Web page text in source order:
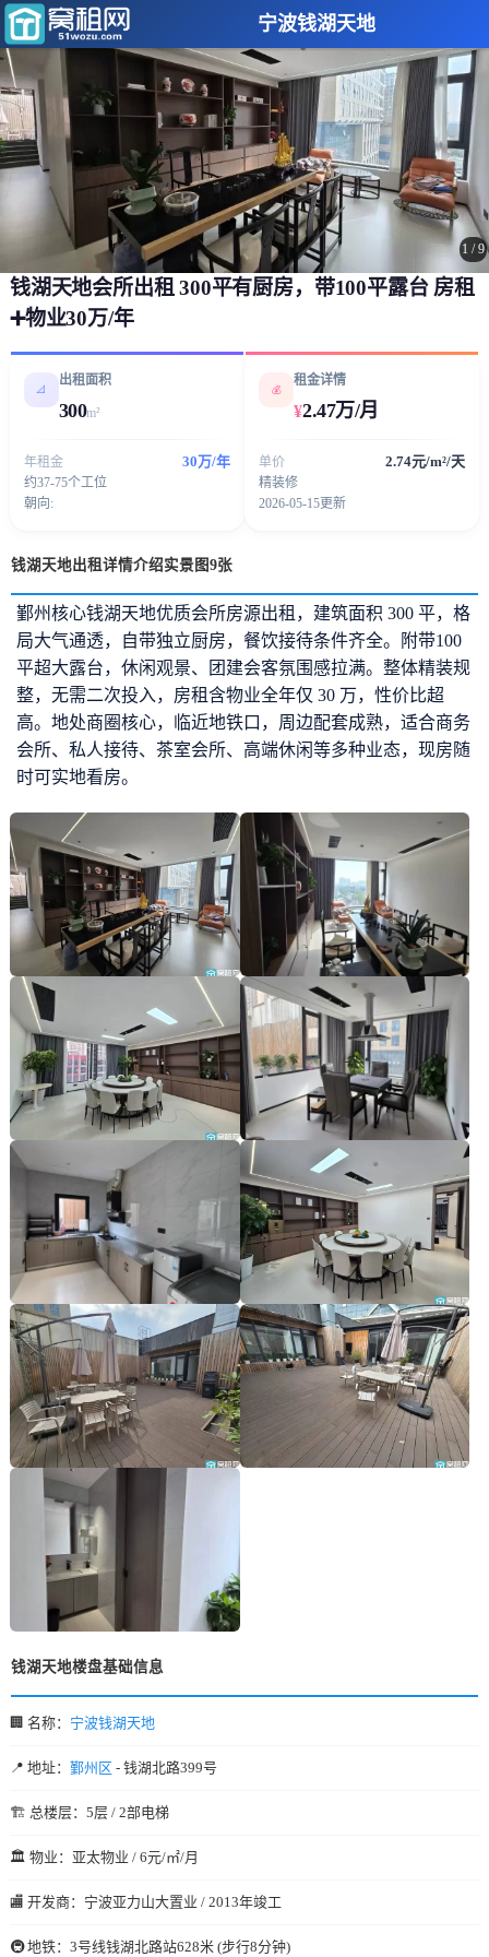
宁波钱湖天地
1 /9
钱湖天地会所出租 300平有厨房，带100平露台 房租
➕物业30万/年
📐
出租面积
300m²
年租金 30万/年
约37-75个工位
朝向:
💰
租金详情
¥2.47万/月
单价 2.74元/m²/天
精装修
2026-05-15更新
钱湖天地出租详情介绍实景图9张
鄞州核心钱湖天地优质会所房源出租，建筑面积 300 平，格
局大气通透，自带独立厨房，餐饮接待条件齐全。附带100
平超大露台，休闲观景、团建会客氛围感拉满。整体精装规
整，无需二次投入，房租含物业全年仅 30 万，性价比超
高。地处商圈核心，临近地铁口，周边配套成熟，适合商务
会所、私人接待、茶室会所、高端休闲等多种业态，现房随
时可实地看房。
钱湖天地楼盘基础信息
🏢 名称： 宁波钱湖天地
📍 地址： 鄞州区 - 钱湖北路399号
🏗️ 总楼层：5层 / 2部电梯
🏛️ 物业：亚太物业 / 6元/㎡/月
🏬 开发商：宁波亚力山大置业 / 2013年竣工
🚇 地铁：3号线钱湖北路站628米 (步行8分钟)